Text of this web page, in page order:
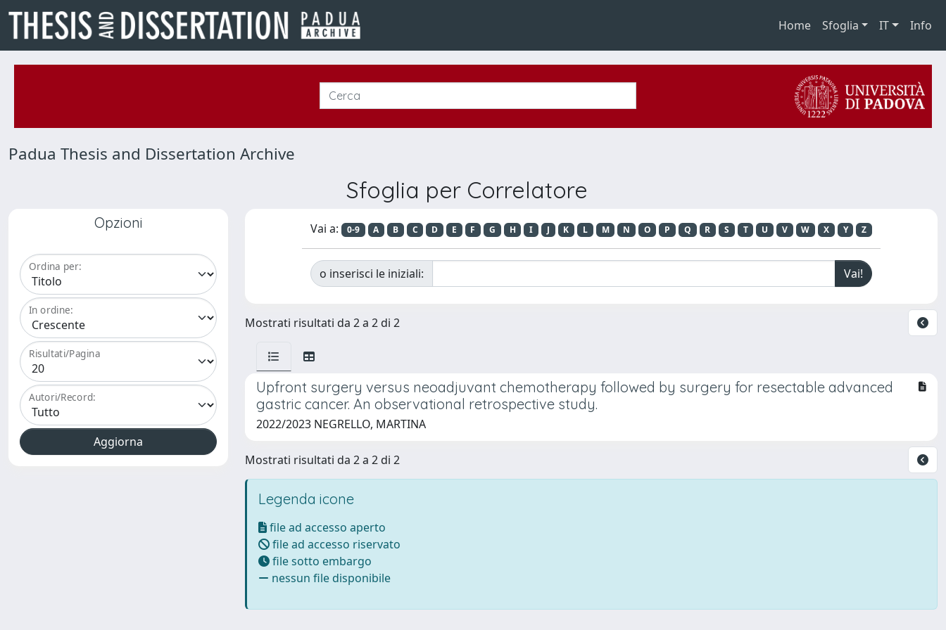
Home Sfoglia IT Info
Padua Thesis and Dissertation Archive
Sfoglia per Correlatore
Opzioni
Ordina per:
In ordine:
Risultati/Pagina
Autori/Record:
Vai a: 0-9 A B C D E F G H I J K L M N O P Q R S T U V W X Y Z
o inserisci le iniziali:
Mostrati risultati da 2 a 2 di 2
Upfront surgery versus neoadjuvant chemotherapy followed by surgery for resectable advanced
gastric cancer. An observational retrospective study.
2022/2023 NEGRELLO, MARTINA
Mostrati risultati da 2 a 2 di 2
Legenda icone
file ad accesso aperto
file ad accesso riservato
file sotto embargo
nessun file disponibile